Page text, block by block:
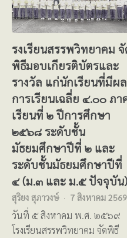
รงเรียนสรรพวิทยาคม
พิธีมอบเกียรติบัตรและ
รางวัล แก่นักเรียนที่มีผล
การเรียนเฉลี่ย ๔.๐๐ ภา
เรียนที่ ๒ ปีการศึกษา
๒๕๖๘ ระดับชั้น
มัธยมศึกษาปีที่ ๒ และ
ระดับชั้นมัธยมศึกษาปีที่
๔ (ม.๓ และ ม.๕ ปัจจุบัน)
สุริยง สุภาวงษ์ 7 สิงหาคม 2569
วันที่ ๕ สิงหาคม พ.ศ. ๒๕๖๙
โรงเรียนสรรพวิทยาคม จัดพิธี